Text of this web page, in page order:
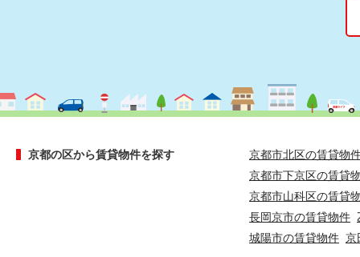
京都の区から賃貸物件を探す
京都市北区の賃貸物
京都市下京区の賃貸
京都市山科区の賃貸
長岡京市の賃貸物件
城陽市の賃貸物件 京